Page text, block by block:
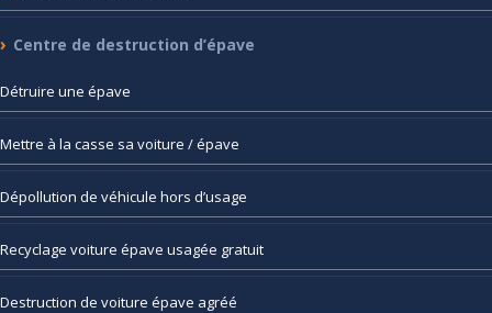
Centre de destruction d’épave
Détruire une épave
Mettre à la casse sa voiture / épave
Dépollution de véhicule hors d’usage
Recyclage voiture épave usagée gratuit
Destruction de voiture épave agréé